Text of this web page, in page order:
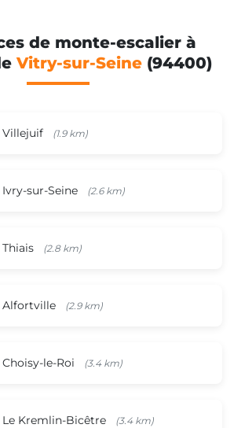
de monte-escalier à
Vitry-sur-Seine(94400)
Villejuif (1.9 km)
sur-Seine (2.6 km)
(2.8 km)
Alfortville (2.9 km)
le-Roi (3.4 km)
Kremlin-Bicêtre (3.4 km)